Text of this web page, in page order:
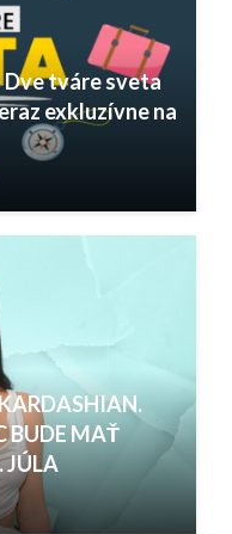
Dve tváre sveta
exkluzívne na
BUDE MAŤ
JÚLA